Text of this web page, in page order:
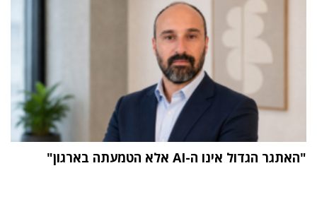
"האתגר הגדול אינו ה-AI אלא הטמעתה בארגון"